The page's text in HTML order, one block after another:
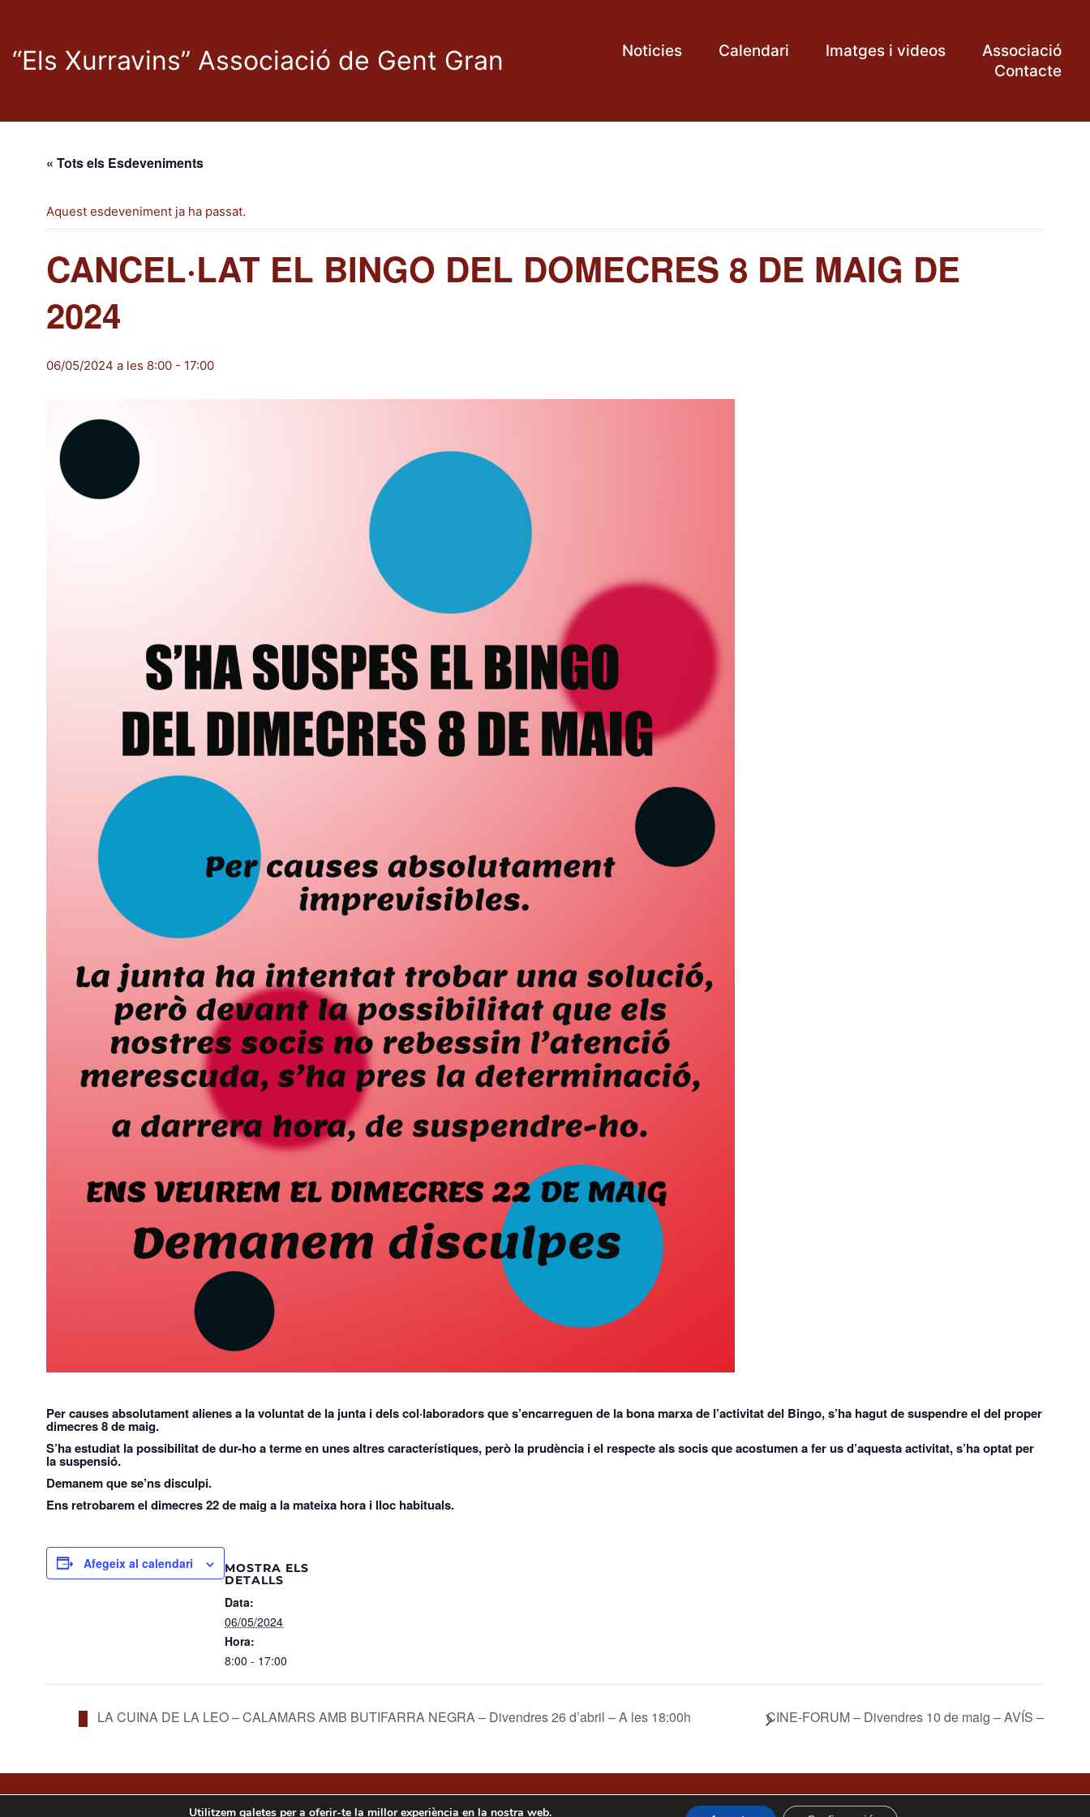
“Els Xurravins” Associació de Gent Gran Noticies Calendari Imatges i videos
Associació
Contacte
« Tots els Esdeveniments
Aquest esdeveniment ja ha passat.
CANCEL·LAT EL BINGO DEL DOMECRES 8 DE MAIG DE
2024
06/05/2024 a les 8:00 - 17:00
Per causes absolutament alienes a la voluntat de la junta i dels col·laboradors que s’encarreguen de la bona marxa de l’activitat del Bingo, s’ha hagut de suspendre el del proper
dimecres 8 de maig.
S’ha estudiat la possibilitat de dur-ho a terme en unes altres característiques, però la prudència i el respecte als socis que acostumen a fer us d’aquesta activitat, s’ha optat per
la suspensió.
Demanem que se’ns disculpi.
Ens retrobarem el dimecres 22 de maig a la mateixa hora i lloc habituals.
Afegeix al calendari
MOSTRA ELS
DETALLS
Data:
06/05/2024
Hora:
8:00 - 17:00
LA CUINA DE LA LEO – CALAMARS AMB BUTIFARRA NEGRA – Divendres 26 d’abril – A les 18:00h CINE-FORUM – Divendres 10 de maig – AVÍS –
Facebook Twitter X
© Copyright 2021. Tots els drets reservats | Xurravins
Utilitzem galetes per a oferir-te la millor experiència en la nostra web.